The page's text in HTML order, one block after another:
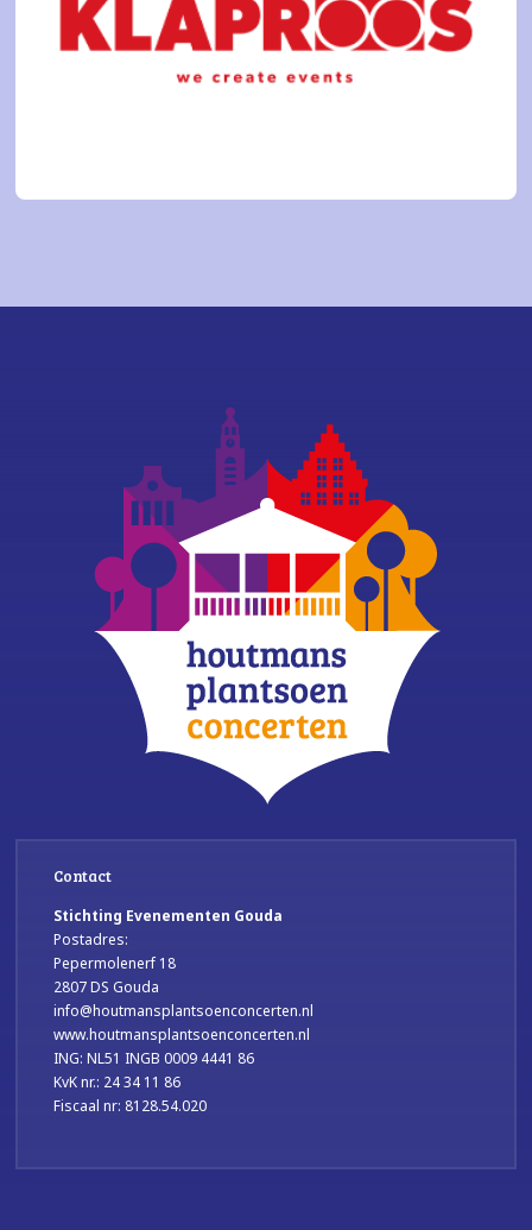
Contact
Stichting Evenementen Gouda
Postadres:
Pepermolenerf 18
2807 DS Gouda
info@houtmansplantsoenconcerten.nl
www.houtmansplantsoenconcerten.nl
ING: NL51 INGB 0009 4441 86
KvK nr.: 24 34 11 86
Fiscaal nr: 8128.54.020